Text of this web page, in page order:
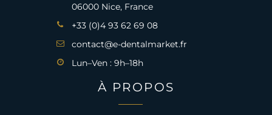
06000 Nice, France
+33 (0)4 93 62 69 08
contact@e-dentalmarket.fr
Lun–Ven : 9h–18h
À PROPOS